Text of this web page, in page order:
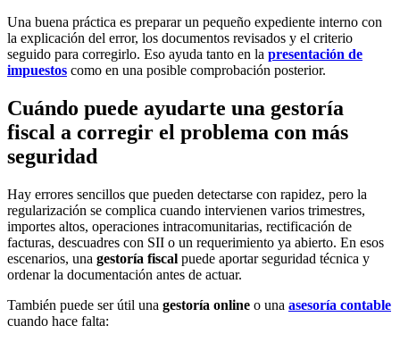
Una buena práctica es preparar un pequeño expediente interno con
la explicación del error, los documentos revisados y el criterio
seguido para corregirlo. Eso ayuda tanto en la presentación de
impuestos como en una posible comprobación posterior.
Cuándo puede ayudarte una gestoría
fiscal a corregir el problema con más
seguridad
Hay errores sencillos que pueden detectarse con rapidez, pero la
regularización se complica cuando intervienen varios trimestres,
importes altos, operaciones intracomunitarias, rectificación de
facturas, descuadres con SII o un requerimiento ya abierto. En esos
escenarios, una gestoría fiscal puede aportar seguridad técnica y
ordenar la documentación antes de actuar.
También puede ser útil una gestoría online o una asesoría contable
cuando hace falta: